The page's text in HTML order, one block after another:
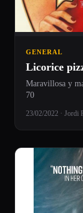
GENERAL
Licorice
Maravillosa y
70
23/02/2022 · Jordi